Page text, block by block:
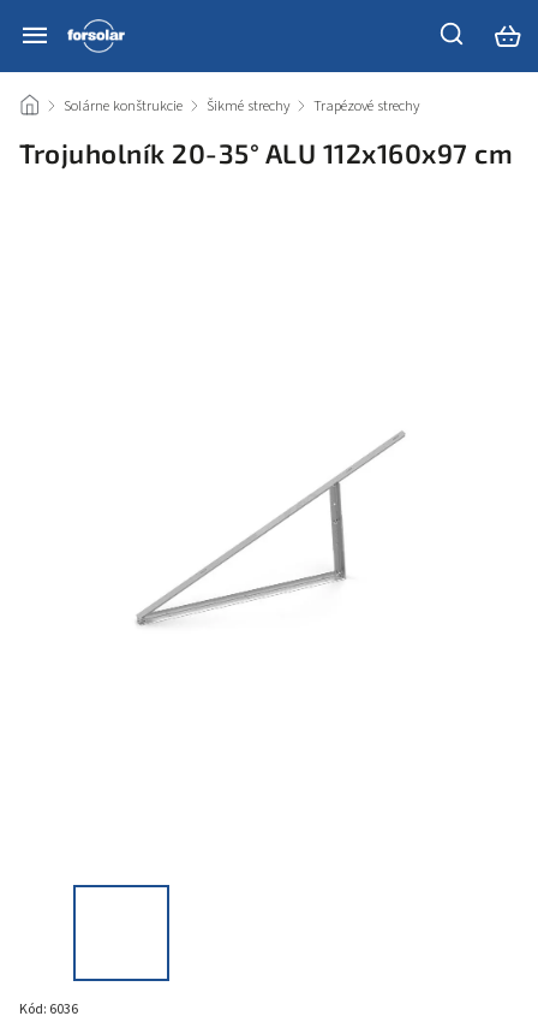
/ Solárne konštrukcie / Šikmé strechy / Trapézové strechy
Trojuholník 20-35° ALU 112x160x97 cm
Kód: 6036